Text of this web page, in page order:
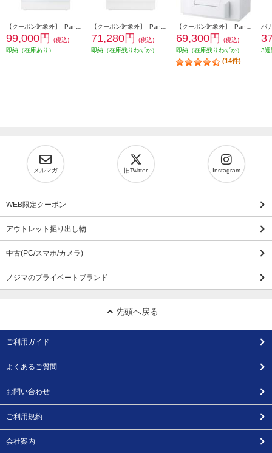
99,000円
(税込)
即納（在庫あり）
71,280円
(税込)
即納（在庫残りわずか）
69,300円
(税込)
即納（在庫残りわずか）
(14件)
3週
メルマガ 旧Twitter Instagram
WEB限定クーポン
アウトレット掘り出し物
中古(PC/スマホ/カメラ)
ノジマのプライベートブランド
先頭へ戻る
ご利用ガイド
よくあるご質問
お問い合わせ
ご利用規約
会社案内